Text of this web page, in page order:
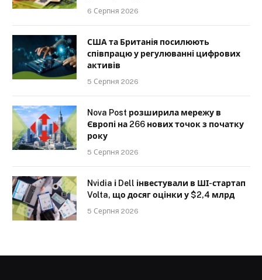
6 Серпня 2026
США та Британія посилюють
співпрацю у регулюванні цифрових
активів
5 Серпня 2026
Nova Post розширила мережу в
Європі на 266 нових точок з початку
року
5 Серпня 2026
Nvidia і Dell інвестували в ШІ-стартап
Volta, що досяг оцінки у $2,4 млрд
5 Серпня 2026